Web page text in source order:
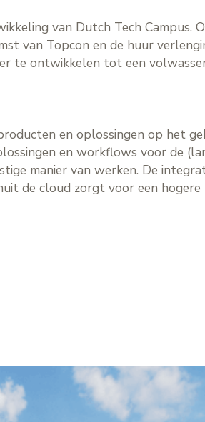
van Dutch Tech Campus.
van Topcon en de huur
te ontwikkelen tot een
en oplossingen op het
en workflows voor de
manier van werken. De
de cloud zorgt voor een